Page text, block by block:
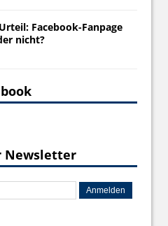
Facebook-Fanpage
nicht?
Newsletter